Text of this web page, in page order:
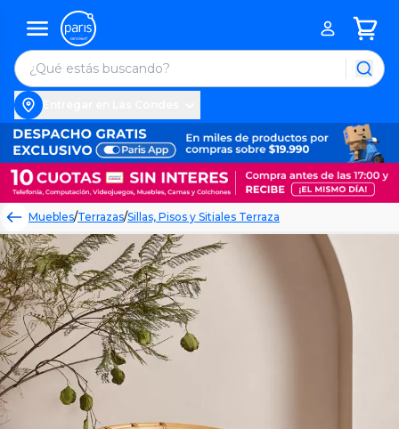
Muebles/Terrazas/Sillas, Pisos y Sitiales Terraza